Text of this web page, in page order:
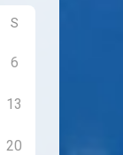
S
6
13
20